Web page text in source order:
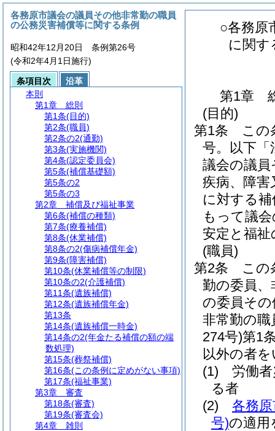
○各務原
に関す
第1章
(目的)
第1条
この
号。以下「
議会の議
疾病、障
に対する補
もって議
安定と福
(職員)
第2条
この
勤の委員、
の委員そ
非常勤の職
274号)第1
以外の者
(1)
労働
る者
(2)
各務
号)の適用
各務原市議会の議員その他非常勤の職員
の公務災害補償等に関する条例
昭和42年12月20日 条例第26号
(令和2年4月1日施行)
条項目次
沿革
本則
第1章
総則
第1条(目的)
第2条(職員)
第2条の2(通勤)
第3条(実施機関)
第4条(認定委員会)
第5条(補償基礎額)
第5条の2
第5条の3
第2章
補償及び福祉事業
第6条(補償の種類)
第7条(療養補償)
第8条(休業補償)
第8条の2(傷病補償年金)
第9条(障害補償)
第10条(休業補償等の制限)
第10条の2(介護補償)
第11条(遺族補償)
第12条(遺族補償年金)
第13条
第14条(遺族補償一時金)
第14条の2(年金たる補償の額の端
数処理)
第15条(葬祭補償)
第16条(この条例に定めがない事項)
第17条(福祉事業)
第3章
審査
第18条(審査)
第19条(審査会)
第4章
雑則